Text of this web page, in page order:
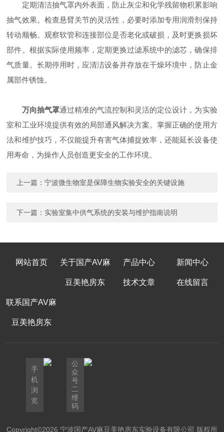
定期清洁抽气罩内外表面，防止灰尘和化学残留物积累影响
抽气效果。检查悬臂关节的灵活性，必要时添加专用润滑剂保持
转动顺畅。观察软管和连接部位是否老化或破损，及时更换损坏
部件。根据实际使用频率，定期更换过滤系统中的滤芯，确保排
气质量。长期停用时，应清洁设备并存放在干燥环境中，防止金
属部件锈蚀。
万向抽气罩通过精准的气流控制和灵活的定位设计，为实验
室和工业环境提供有效的局部通风解决方案。掌握正确的使用方
法和维护技巧，不仅能提升有害气体捕捉效率，还能延长设备使
用寿命，为操作人员创造更安全的工作环境。
上一篇：宁波微生物室是保障生物实验安全的关键设施
下一篇： 实验室集中供气系统的安装与维护指南说明
网站首页 关于国产AV麻
豆美艳房东
产品中心 新闻中心
技术文章 在线留言
联系国产AV麻
豆美艳房东
手
机
浏
览
公
众
号
二
维
码
Copyright©2026 宁波国产AV麻豆美艳房东实验设备有限公司 版权所